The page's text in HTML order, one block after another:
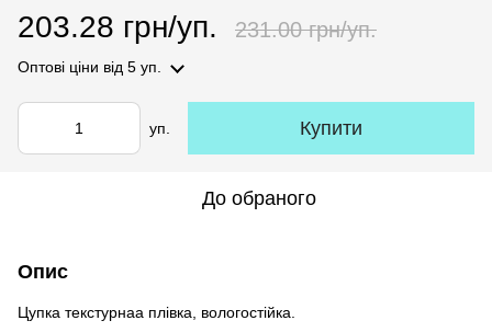
203.28 грн/уп. 231.00 грн/уп.
Оптові ціни від 5 уп.
уп. Купити
До обраного
Опис
Цупка текстурнаа плівка, вологостійка.